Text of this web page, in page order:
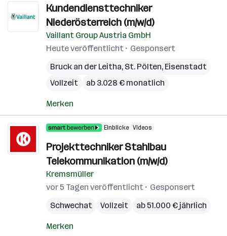
Kundendiensttechniker
Niederösterreich (m/w/d)
Vaillant Group Austria GmbH
Heute veröffentlicht
Gesponsert
Bruck an der Leitha, St. Pölten, Eisenstadt
Vollzeit
ab 3.028 € monatlich
Merken
Einblicke Videos
Projekttechniker Stahlbau
Telekommunikation (m/w/d)
Kremsmüller
vor 5 Tagen veröffentlicht
Gesponsert
Schwechat
Vollzeit ab 51.000 € jährlich
Merken